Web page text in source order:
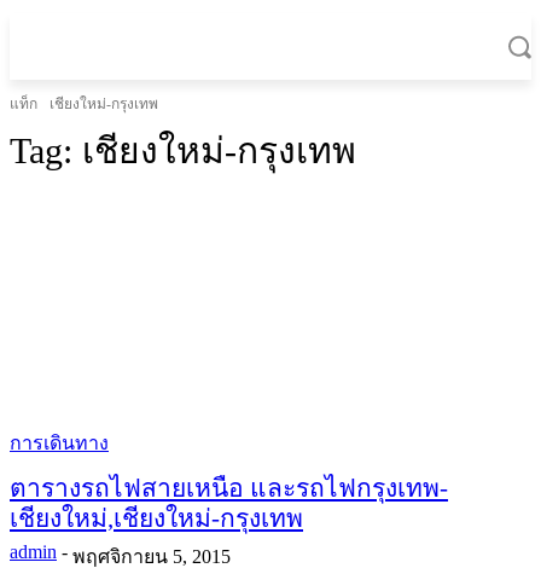
แท็ก เชียงใหม่-กรุงเทพ
Tag: เชียงใหม่-กรุงเทพ
การเดินทาง
ตารางรถไฟสายเหนือ และรถไฟกรุงเทพ-
เชียงใหม่,เชียงใหม่-กรุงเทพ
admin - พฤศจิกายน 5, 2015